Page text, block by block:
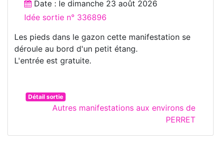
Date : le dimanche 23 août 2026
Idée sortie n° 336896
Les pieds dans le gazon cette manifestation se
déroule au bord d'un petit étang.
L'entrée est gratuite.
Détail sortie
Autres manifestations aux environs de
PERRET